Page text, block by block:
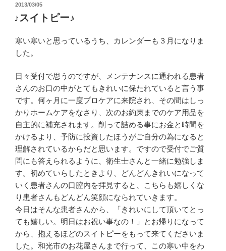
投
日:
2013/03/05
♪スイトピー♪
寒い寒いと思っているうち、カレンダーも３月になりま
した。
日々受付で思うのですが、メンテナンスに通われる患者
さんのお口の中がとてもきれいに保たれていると言う事
です。何ヶ月に一度プロケアに来院され、その間はしっ
かりホームケアをなさり、次のお約束までのケア用品を
自主的に補充されます。削って詰める事にお金と時間を
かけるより、予防に投資したほうがご自分の為になると
理解されているからだと思います。ですので受付でご質
問にも答えられるように、衛生士さんと一緒に勉強しま
す。初めていらしたときより、どんどんきれいになって
いく患者さんの口腔内を拝見すると、こちらも嬉しくな
り患者さんもどんどん笑顔になられていきます。
今日はそんな患者さんから、「きれいにして頂いてとっ
ても嬉しい。明日はお祝い事なの！」とお帰りになって
から、抱えるほどのスイトピーをもって来てくださいま
した。和光市のお花屋さんまで行って、この寒い中をわ